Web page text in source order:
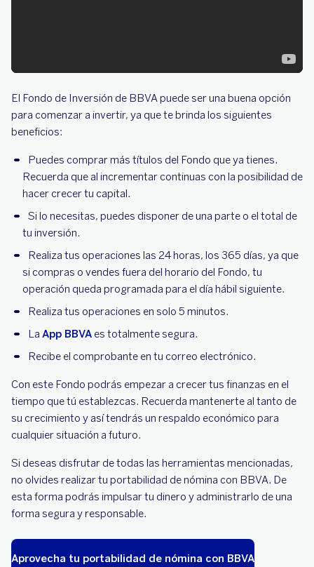
El Fondo de Inversión de BBVA puede ser una buena opción
para comenzar a invertir, ya que te brinda los siguientes
beneficios:
Puedes comprar más títulos del Fondo que ya tienes.
Recuerda que al incrementar continuas con la posibilidad de
hacer crecer tu capital.
Si lo necesitas, puedes disponer de una parte o el total de
tu inversión.
Realiza tus operaciones las 24 horas, los 365 días, ya que
si compras o vendes fuera del horario del Fondo, tu
operación queda programada para el día hábil siguiente.
Realiza tus operaciones en solo 5 minutos.
La App BBVA es totalmente segura.
Recibe el comprobante en tu correo electrónico.
Con este Fondo podrás empezar a crecer tus finanzas en el
tiempo que tú establezcas. Recuerda mantenerte al tanto de
su crecimiento y así tendrás un respaldo económico para
cualquier situación a futuro.
Si deseas disfrutar de todas las herramientas mencionadas,
no olvides realizar tu portabilidad de nómina con BBVA. De
esta forma podrás impulsar tu dinero y administrarlo de una
forma segura y responsable.
Aprovecha tu portabilidad de nómina con BBVA